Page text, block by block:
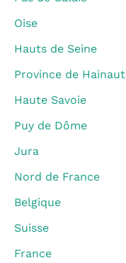
Oise
Hauts de Seine
Province de Hainaut
Haute Savoie
Puy de Dôme
Jura
Nord de France
Belgique
Suisse
France